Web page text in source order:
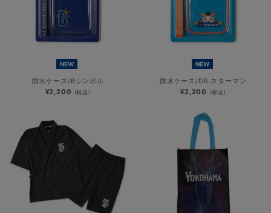
NEW
防水ケース/Bシンボル
¥2,200 (税込)
NEW
防水ケース/DB.スターマン
¥2,200 (税込)